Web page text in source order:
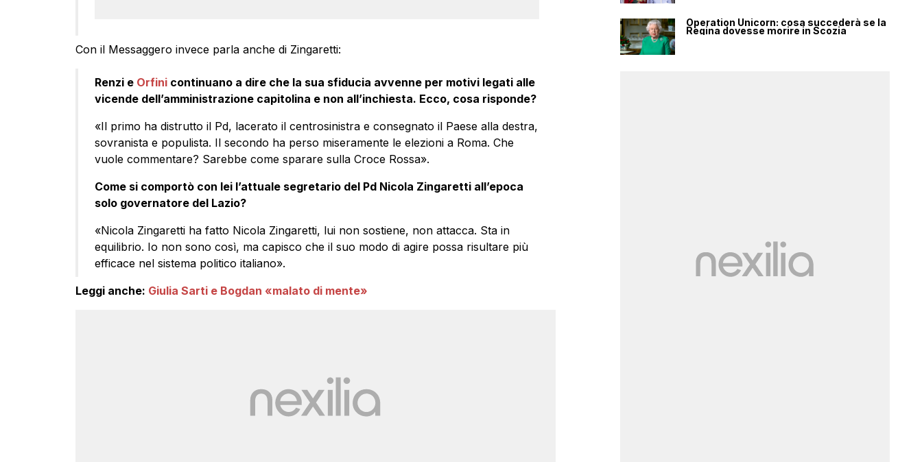
Con il Messaggero invece parla anche di Zingaretti:
Renzi e Orfinicontinuano a dire che la sua sfiducia avvenne per motivi legati alle
vicende dell’amministrazione capitolina e non all’inchiesta. Ecco, cosa risponde?
«Il primo ha distrutto il Pd, lacerato il centrosinistra e consegnato il Paese alla destra,
sovranista e populista. Il secondo ha perso miseramente le elezioni a Roma. Che
vuole commentare? Sarebbe come sparare sulla Croce Rossa».
Come si comportò con lei l’attuale segretario del Pd Nicola Zingaretti all’epoca
solo governatore del Lazio?
«Nicola Zingaretti ha fatto Nicola Zingaretti, lui non sostiene, non attacca. Sta in
equilibrio. Io non sono così, ma capisco che il suo modo di agire possa risultare più
efficace nel sistema politico italiano».
Leggi anche: Giulia Sarti e Bogdan «malato di mente»
Operation Unicorn: cosa succederà se la
Regina dovesse morire in Scozia